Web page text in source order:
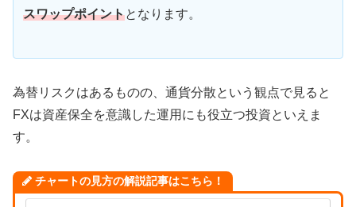
スワップポイントとなります。
為替リスクはあるものの、通貨分散という観点で見ると
FXは資産保全を意識した運用にも役立つ投資といえま
す。
チャートの見方の解説記事はこちら！